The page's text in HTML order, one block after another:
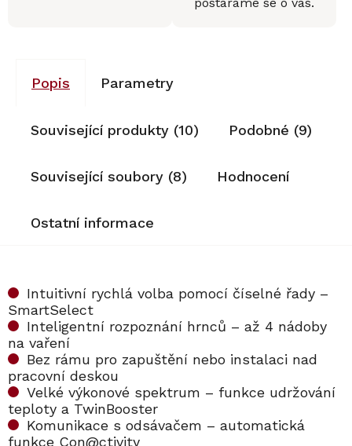
Popis Parametry
Související produkty (10) Podobné (9)
Související soubory (8) Hodnocení
Ostatní informace
Intuitivní rychlá volba pomocí číselné řady –
SmartSelect
Inteligentní rozpoznání hrnců – až 4 nádoby
na vaření
Bez rámu pro zapuštění nebo instalaci nad
pracovní deskou
Velké výkonové spektrum – funkce udržování
teploty a TwinBooster
Komunikace s odsávačem – automatická
funkce Con@ctivity